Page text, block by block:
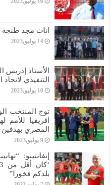
اناث مجد طنجة
14 يوليو,2023
الأستاذ إدريس
التنفيذي لاتحاد
10 يوليو,2023
افريقيا
المصري بهدفين
9 يوليو,2023
إنفانتينو:
بلدكم فخورا”